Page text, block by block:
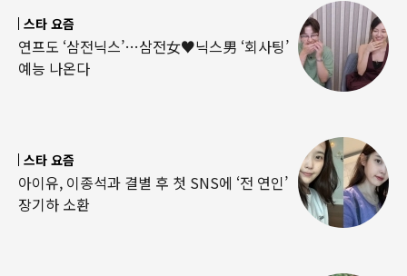
스타 요즘
연프도 ‘삼전닉스’…삼전女♥닉스男 ‘회사팅’
예능 나온다
스타 요즘
아이유, 이종석과 결별 후 첫 SNS에 ‘전 연인’
장기하 소환